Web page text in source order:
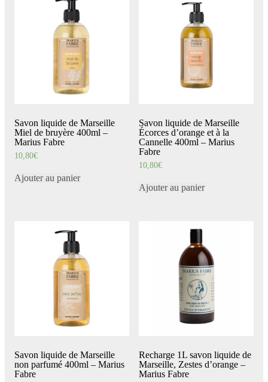
Savon liquide de Marseille
Miel de bruyère 400ml –
Marius Fabre
10,80€
Ajouter au panier
Savon liquide de Marseille
Écorces d’orange et à la
Cannelle 400ml – Marius
Fabre
10,80€
Ajouter au panier
Savon liquide de Marseille
non parfumé 400ml – Marius
Fabre
Recharge 1L savon liquide de
Marseille, Zestes d’orange –
Marius Fabre